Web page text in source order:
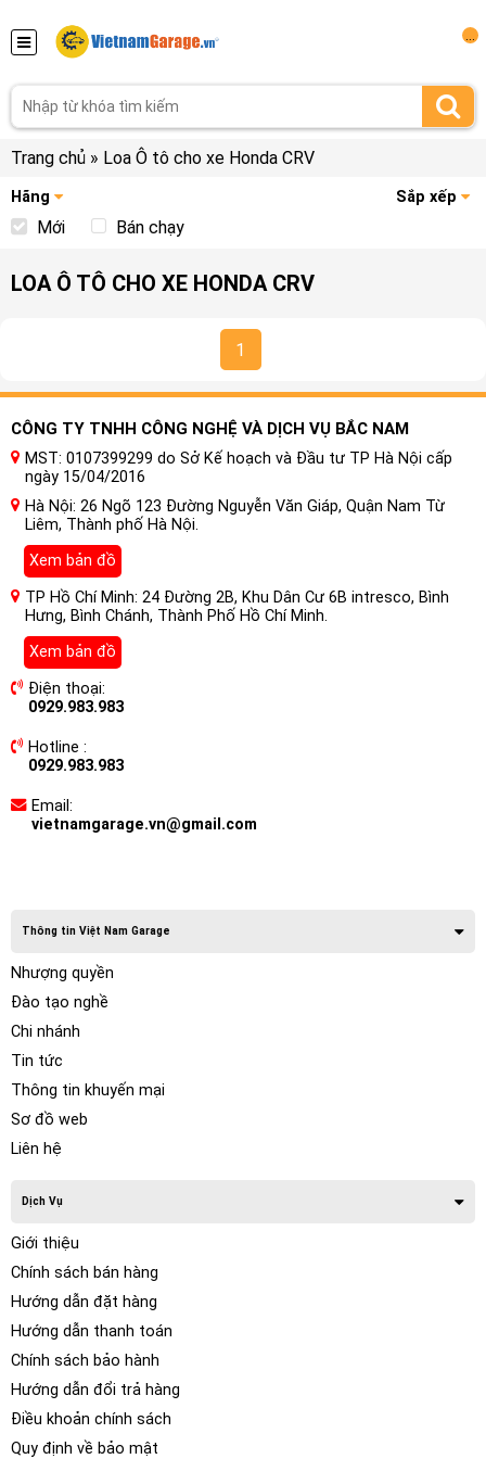
Trang chủ » Loa Ô tô cho xe Honda CRV
Hãng Sắp xếp
Mới Bán chạy
LOA Ô TÔ CHO XE HONDA CRV
1
CÔNG TY TNHH CÔNG NGHỆ VÀ DỊCH VỤ BẮC NAM
MST: 0107399299 do Sở Kế hoạch và Đầu tư TP Hà Nội cấp
ngày 15/04/2016
Hà Nội: 26 Ngõ 123 Đường Nguyễn Văn Giáp, Quận Nam Từ
Liêm, Thành phố Hà Nội.
Xem bản đồ
TP Hồ Chí Minh: 24 Đường 2B, Khu Dân Cư 6B intresco, Bình
Hưng, Bình Chánh, Thành Phố Hồ Chí Minh.
Xem bản đồ
Điện thoại:
0929.983.983
Hotline :
0929.983.983
Email:
vietnamgarage.vn@gmail.com
Thông tin Việt Nam Garage
Nhượng quyền
Đào tạo nghề
Chi nhánh
Tin tức
Thông tin khuyến mại
Sơ đồ web
Liên hệ
Dịch Vụ
Giới thiệu
Chính sách bán hàng
Hướng dẫn đặt hàng
Hướng dẫn thanh toán
Chính sách bảo hành
Hướng dẫn đổi trả hàng
Điều khoản chính sách
Quy định về bảo mật